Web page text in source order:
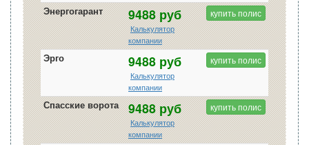
Энергогарант 9488 руб
Калькулятор
компании
купить полис
Эрго 9488 руб
Калькулятор
компании
купить полис
Спасские ворота 9488 руб
Калькулятор
компании
купить полис